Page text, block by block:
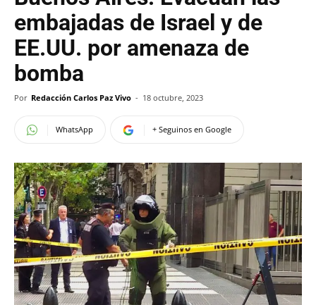
embajadas de Israel y de
EE.UU. por amenaza de
bomba
Por Redacción Carlos Paz Vivo - 18 octubre, 2023
WhatsApp + Seguinos en Google